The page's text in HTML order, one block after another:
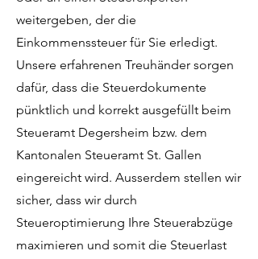
weitergeben, der die
Einkommenssteuer für Sie erledigt.
Unsere erfahrenen Treuhänder sorgen
dafür, dass die Steuerdokumente
pünktlich und korrekt ausgefüllt beim
Steueramt Degersheim bzw. dem
Kantonalen Steueramt St. Gallen
eingereicht wird. Ausserdem stellen wir
sicher, dass wir durch
Steueroptimierung Ihre Steuerabzüge
maximieren und somit die Steuerlast